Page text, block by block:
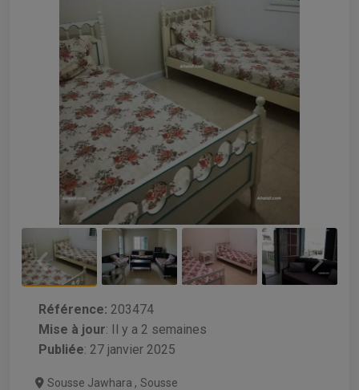
Référence: 203474
Mise à jour: Il y a 2 semaines
Publiée: 27 janvier 2025
Sousse Jawhara , Sousse